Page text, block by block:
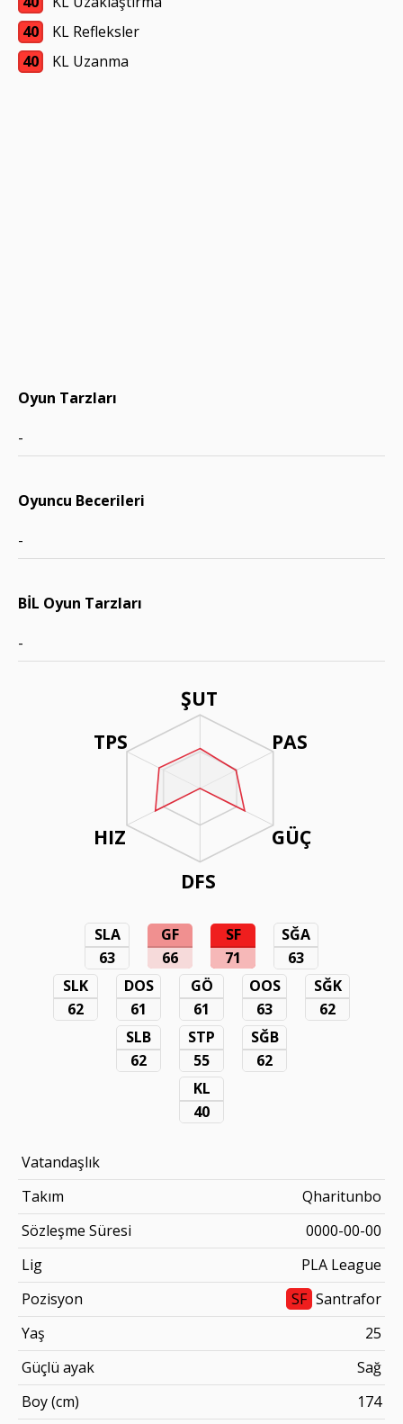
ŞUT
PAS
GÜÇ
DFS
TPS
HIZ
SLA
63
GF
66
SF
71
SĞA
63
SLK
62
DOS
61
GÖ
61
OOS
63
SĞK
62
SLB
62
STP
55
SĞB
62
KL
40
Vatandaşlık
Takım
Qharitunbo
Sözleşme Süresi
0000-00-00
Lig
PLA League
Pozisyon
SF Santrafor
Yaş
25
Güçlü ayak
Sağ
Boy (cm)
174
40
KL Refleksler
40
KL Uzanma
Oyun Tarzları
-
Oyuncu Becerileri
-
BİL Oyun Tarzları
-